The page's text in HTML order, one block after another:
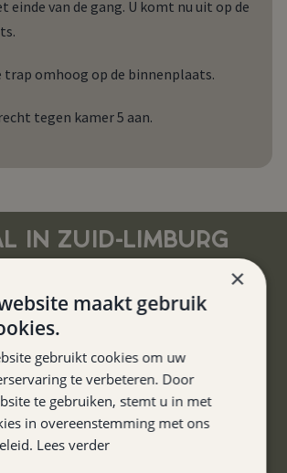
einde van de gang. U komt nu uit op de
trap omhoog op de binnenplaats.
tegen kamer 5 aan.
IN ZUID-LIMBURG
in het hart van Zuid-Limburg. U bereikt
deze prachtige regio in no-time.
×
maakt gebruik
gebruikt cookies om uw
te verbeteren. Door
te gebruiken, stemt u in met
in overeenstemming met ons
Lees verder